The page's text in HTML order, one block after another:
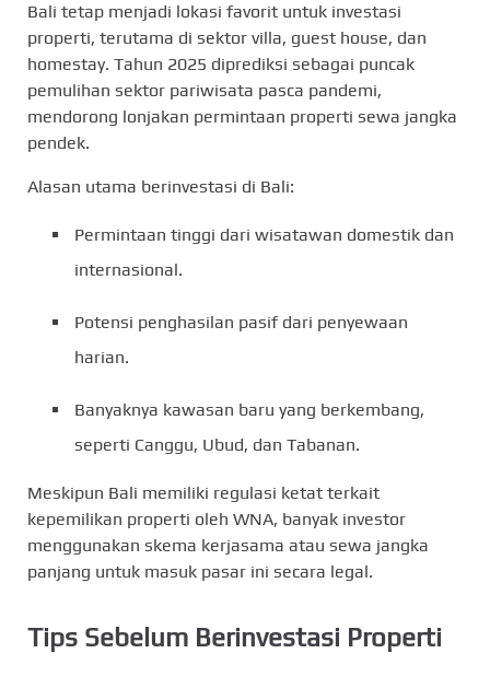
Bali tetap menjadi lokasi favorit untuk investasi
properti, terutama di sektor villa, guest house, dan
homestay. Tahun 2025 diprediksi sebagai puncak
pemulihan sektor pariwisata pasca pandemi,
mendorong lonjakan permintaan properti sewa jangka
pendek.
Alasan utama berinvestasi di Bali:
Permintaan tinggi dari wisatawan domestik dan
internasional.
Potensi penghasilan pasif dari penyewaan
harian.
Banyaknya kawasan baru yang berkembang,
seperti Canggu, Ubud, dan Tabanan.
Meskipun Bali memiliki regulasi ketat terkait
kepemilikan properti oleh WNA, banyak investor
menggunakan skema kerjasama atau sewa jangka
panjang untuk masuk pasar ini secara legal.
Tips Sebelum Berinvestasi Properti